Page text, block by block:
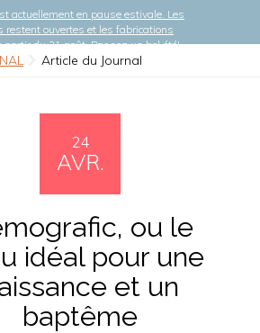
actuellement en pause estivale. Les
restent ouvertes et les fabrications
partir du 21 août. Passez un bel été!
Article du Journal
24
AVR.
ou le
idéal pour une
et un
baptême